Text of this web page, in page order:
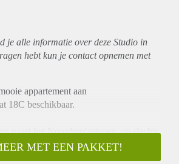
je alle informatie over deze Studio in
hebt kun je contact opnemen met
appartement aan
18C beschikbaar.
naast het Noorderplantsoen, op slechts
van het stadscentrum van Groningen.
bevinden zich diverse winkels,
MET EEN PAKKET!